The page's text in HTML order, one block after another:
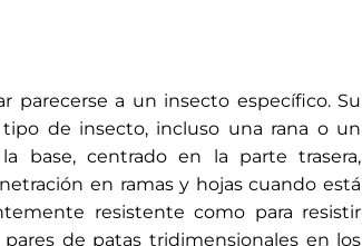
parecerse a un insecto específico. Su
de insecto, incluso una rana o un
base, centrado en la parte trasera,
en ramas y hojas cuando está
resistente como para resistir
de patas tridimensionales en los